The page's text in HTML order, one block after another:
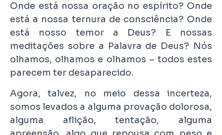
Onde está nossa oração no espírito? Onde
está a nossa ternura de consciência? Onde
está nosso temor a Deus? E nossas
meditações sobre a Palavra de Deus? Nós
olhamos, olhamos e olhamos – todos estes
parecem ter desaparecido.
Agora, talvez, no meio dessa incerteza,
somos levados a alguma provação dolorosa,
alguma aflição, tentação, alguma